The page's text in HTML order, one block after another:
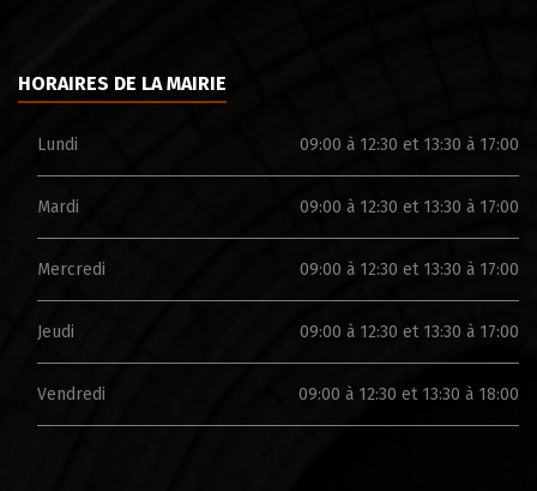
HORAIRES DE LA MAIRIE
Lundi 09:00 à 12:30 et 13:30 à 17:00
Mardi 09:00 à 12:30 et 13:30 à 17:00
Mercredi 09:00 à 12:30 et 13:30 à 17:00
Jeudi 09:00 à 12:30 et 13:30 à 17:00
Vendredi 09:00 à 12:30 et 13:30 à 18:00